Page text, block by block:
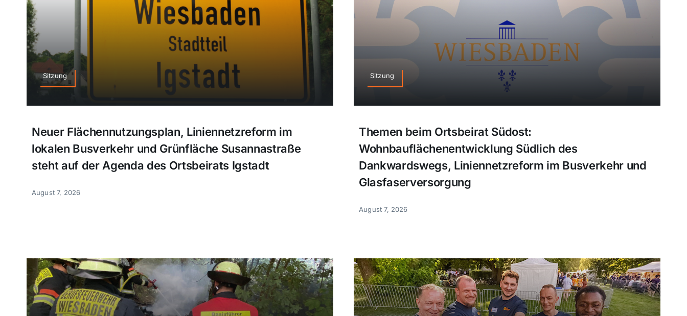
Sitzung
Neuer Flächennutzungsplan, Liniennetzreform im
lokalen Busverkehr und Grünfläche Susannastraße
steht auf der Agenda des Ortsbeirats Igstadt
August 7, 2026
Sitzung
Themen beim Ortsbeirat Südost:
Wohnbauflächenentwicklung Südlich des
Dankwardswegs, Liniennetzreform im Busverkehr und
Glasfaserversorgung
August 7, 2026